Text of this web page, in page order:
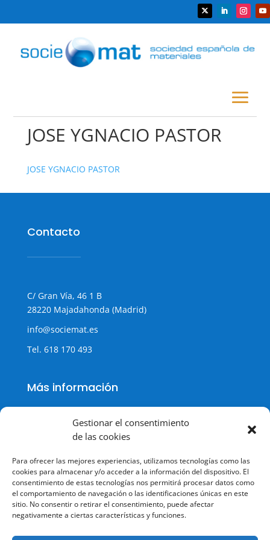
Gestionar el consentimiento
de las cookies
Para ofrecer las mejores experiencias, utilizamos tecnologías como las
cookies para almacenar y/o acceder a la información del dispositivo. El
consentimiento de estas tecnologías nos permitirá procesar datos como
el comportamiento de navegación o las identificaciones únicas en este
sitio. No consentir o retirar el consentimiento, puede afectar
negativamente a ciertas características y funciones.
JOSE YGNACIO PASTOR
JOSE YGNACIO PASTOR
Contacto
C/ Gran Vía, 46 1 B
28220 Majadahonda (Madrid)
info@sociemat.es
Tel. 618 170 493
Más información
Política de Privacidad
Aviso legal
Terminos y condiciones